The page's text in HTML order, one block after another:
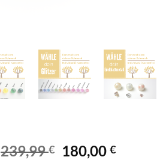
239,99€ 180,00€